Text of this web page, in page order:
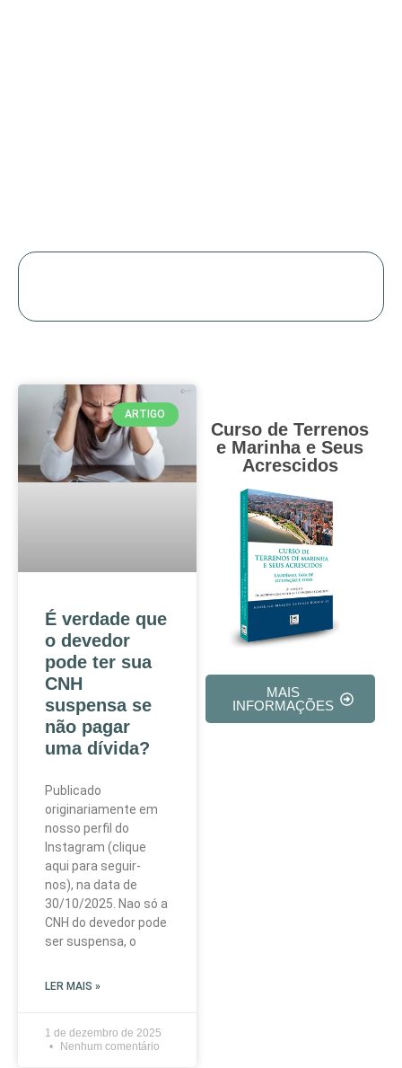
ARTIGO
É verdade que
o devedor
pode ter sua
CNH
suspensa se
não pagar
uma dívida?
Publicado
originariamente em
nosso perfil do
Instagram (clique
aqui para seguir-
nos), na data de
30/10/2025. Nao só a
CNH do devedor pode
ser suspensa, o
LER MAIS »
1 de dezembro de 2025
Nenhum comentário
Curso de Terrenos
e Marinha e Seus
Acrescidos
MAIS
INFORMAÇÕES